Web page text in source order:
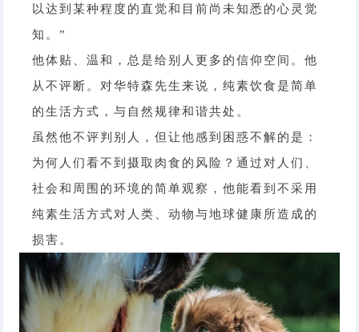
以达到某种程度的直觉和目前尚未知悉的心灵觉
知。”
他体贴、温和，总是给别人更多的信仰空间。他
从不评断。对华特森先生来说，纯素饮食是简单
的生活方式，与自然规律和谐共处。
虽然他不评判别人，但让他感到困惑不解的是：
为何人们看不到摄取肉食的风险？通过对人们、
社会和周围的环境的简单观察，他能看到不采用
纯素生活方式对人类、动物与地球健康所造成的
损害。